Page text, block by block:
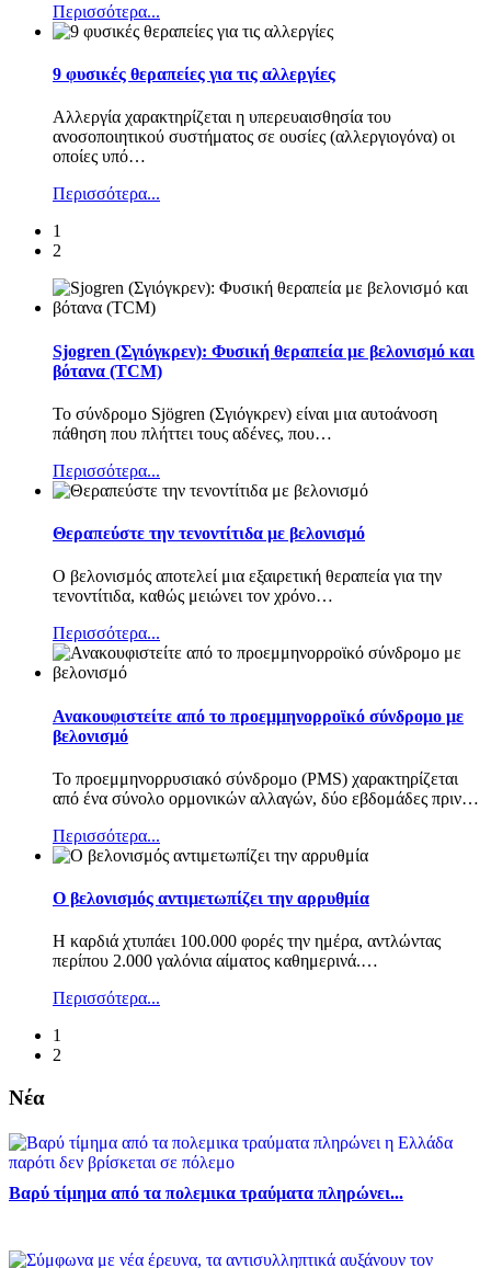
Περισσότερα...
9 φυσικές θεραπείες για τις αλλεργίες
Αλλεργία χαρακτηρίζεται η υπερευαισθησία του
ανοσοποιητικού συστήματος σε ουσίες (αλλεργιογόνα) οι
οποίες υπό…
Περισσότερα...
1
2
Sjogren (Σγιόγκρεν): Φυσική θεραπεία με βελονισμό και
βότανα (TCM)
Το σύνδρομο Sjögren (Σγιόγκρεν) είναι μια αυτοάνοση
πάθηση που πλήττει τους αδένες, που…
Περισσότερα...
Θεραπεύστε την τενοντίτιδα με βελονισμό
Ο βελονισμός αποτελεί μια εξαιρετική θεραπεία για την
τενοντίτιδα, καθώς μειώνει τον χρόνο…
Περισσότερα...
Ανακουφιστείτε από το προεμμηνορροϊκό σύνδρομο με
βελονισμό
Το προεμμηνορρυσιακό σύνδρομο (PMS) χαρακτηρίζεται
από ένα σύνολο ορμονικών αλλαγών, δύο εβδομάδες πριν…
Περισσότερα...
Ο βελονισμός αντιμετωπίζει την αρρυθμία
Η καρδιά χτυπάει 100.000 φορές την ημέρα, αντλώντας
περίπου 2.000 γαλόνια αίματος καθημερινά.…
Περισσότερα...
1
2
Νέα
Βαρύ τίμημα από τα πολεμικα τραύματα πληρώνει...